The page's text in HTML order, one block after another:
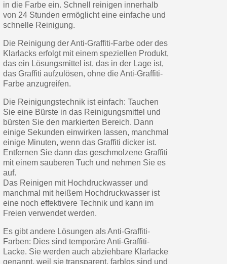
in die Farbe ein. Schnell reinigen innerhalb
von 24 Stunden ermöglicht eine einfache und
schnelle Reinigung.
Die Reinigung der Anti-Graffiti-Farbe oder des
Klarlacks erfolgt mit einem speziellen Produkt,
das ein Lösungsmittel ist, das in der Lage ist,
das Graffiti aufzulösen, ohne die Anti-Graffiti-
Farbe anzugreifen.
Die Reinigungstechnik ist einfach: Tauchen
Sie eine Bürste in das Reinigungsmittel und
bürsten Sie den markierten Bereich. Dann
einige Sekunden einwirken lassen, manchmal
einige Minuten, wenn das Graffiti dicker ist.
Entfernen Sie dann das geschmolzene Graffiti
mit einem sauberen Tuch und nehmen Sie es
auf.
Das Reinigen mit Hochdruckwasser und
manchmal mit heißem Hochdruckwasser ist
eine noch effektivere Technik und kann im
Freien verwendet werden.
Es gibt andere Lösungen als Anti-Graffiti-
Farben: Dies sind temporäre Anti-Graffiti-
Lacke. Sie werden auch abziehbare Klarlacke
genannt, weil sie transparent, farblos sind und